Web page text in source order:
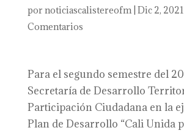
por noticiascalistereofm| Dic 2, 2021
Comentarios
Para el segundo semestre del
Secretaría de Desarrollo
Participación Ciudadana en la
Plan de Desarrollo “Cali Unida